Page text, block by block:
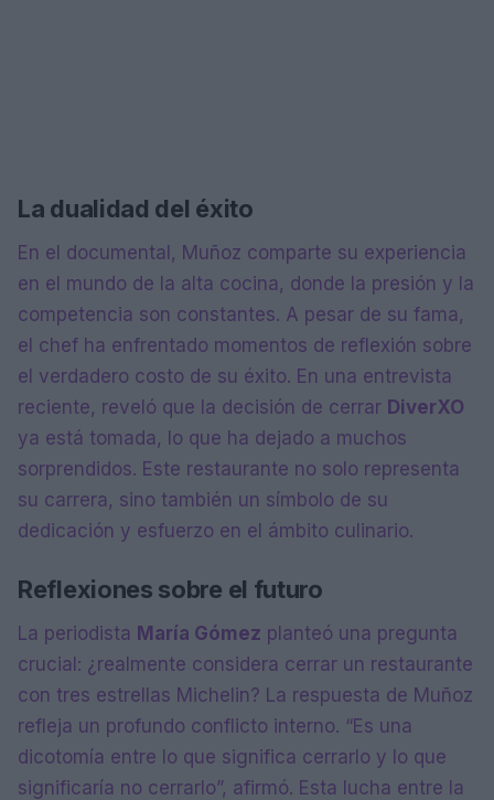
La dualidad del éxito
En el documental, Muñoz comparte su experiencia
en el mundo de la alta cocina, donde la presión y la
competencia son constantes. A pesar de su fama,
el chef ha enfrentado momentos de reflexión sobre
el verdadero costo de su éxito. En una entrevista
reciente, reveló que la decisión de cerrar DiverXO
ya está tomada, lo que ha dejado a muchos
sorprendidos. Este restaurante no solo representa
su carrera, sino también un símbolo de su
dedicación y esfuerzo en el ámbito culinario.
Reflexiones sobre el futuro
La periodista María Gómez planteó una pregunta
crucial: ¿realmente considera cerrar un restaurante
con tres estrellas Michelin? La respuesta de Muñoz
refleja un profundo conflicto interno. “Es una
dicotomía entre lo que significa cerrarlo y lo que
significaría no cerrarlo”, afirmó. Esta lucha entre la